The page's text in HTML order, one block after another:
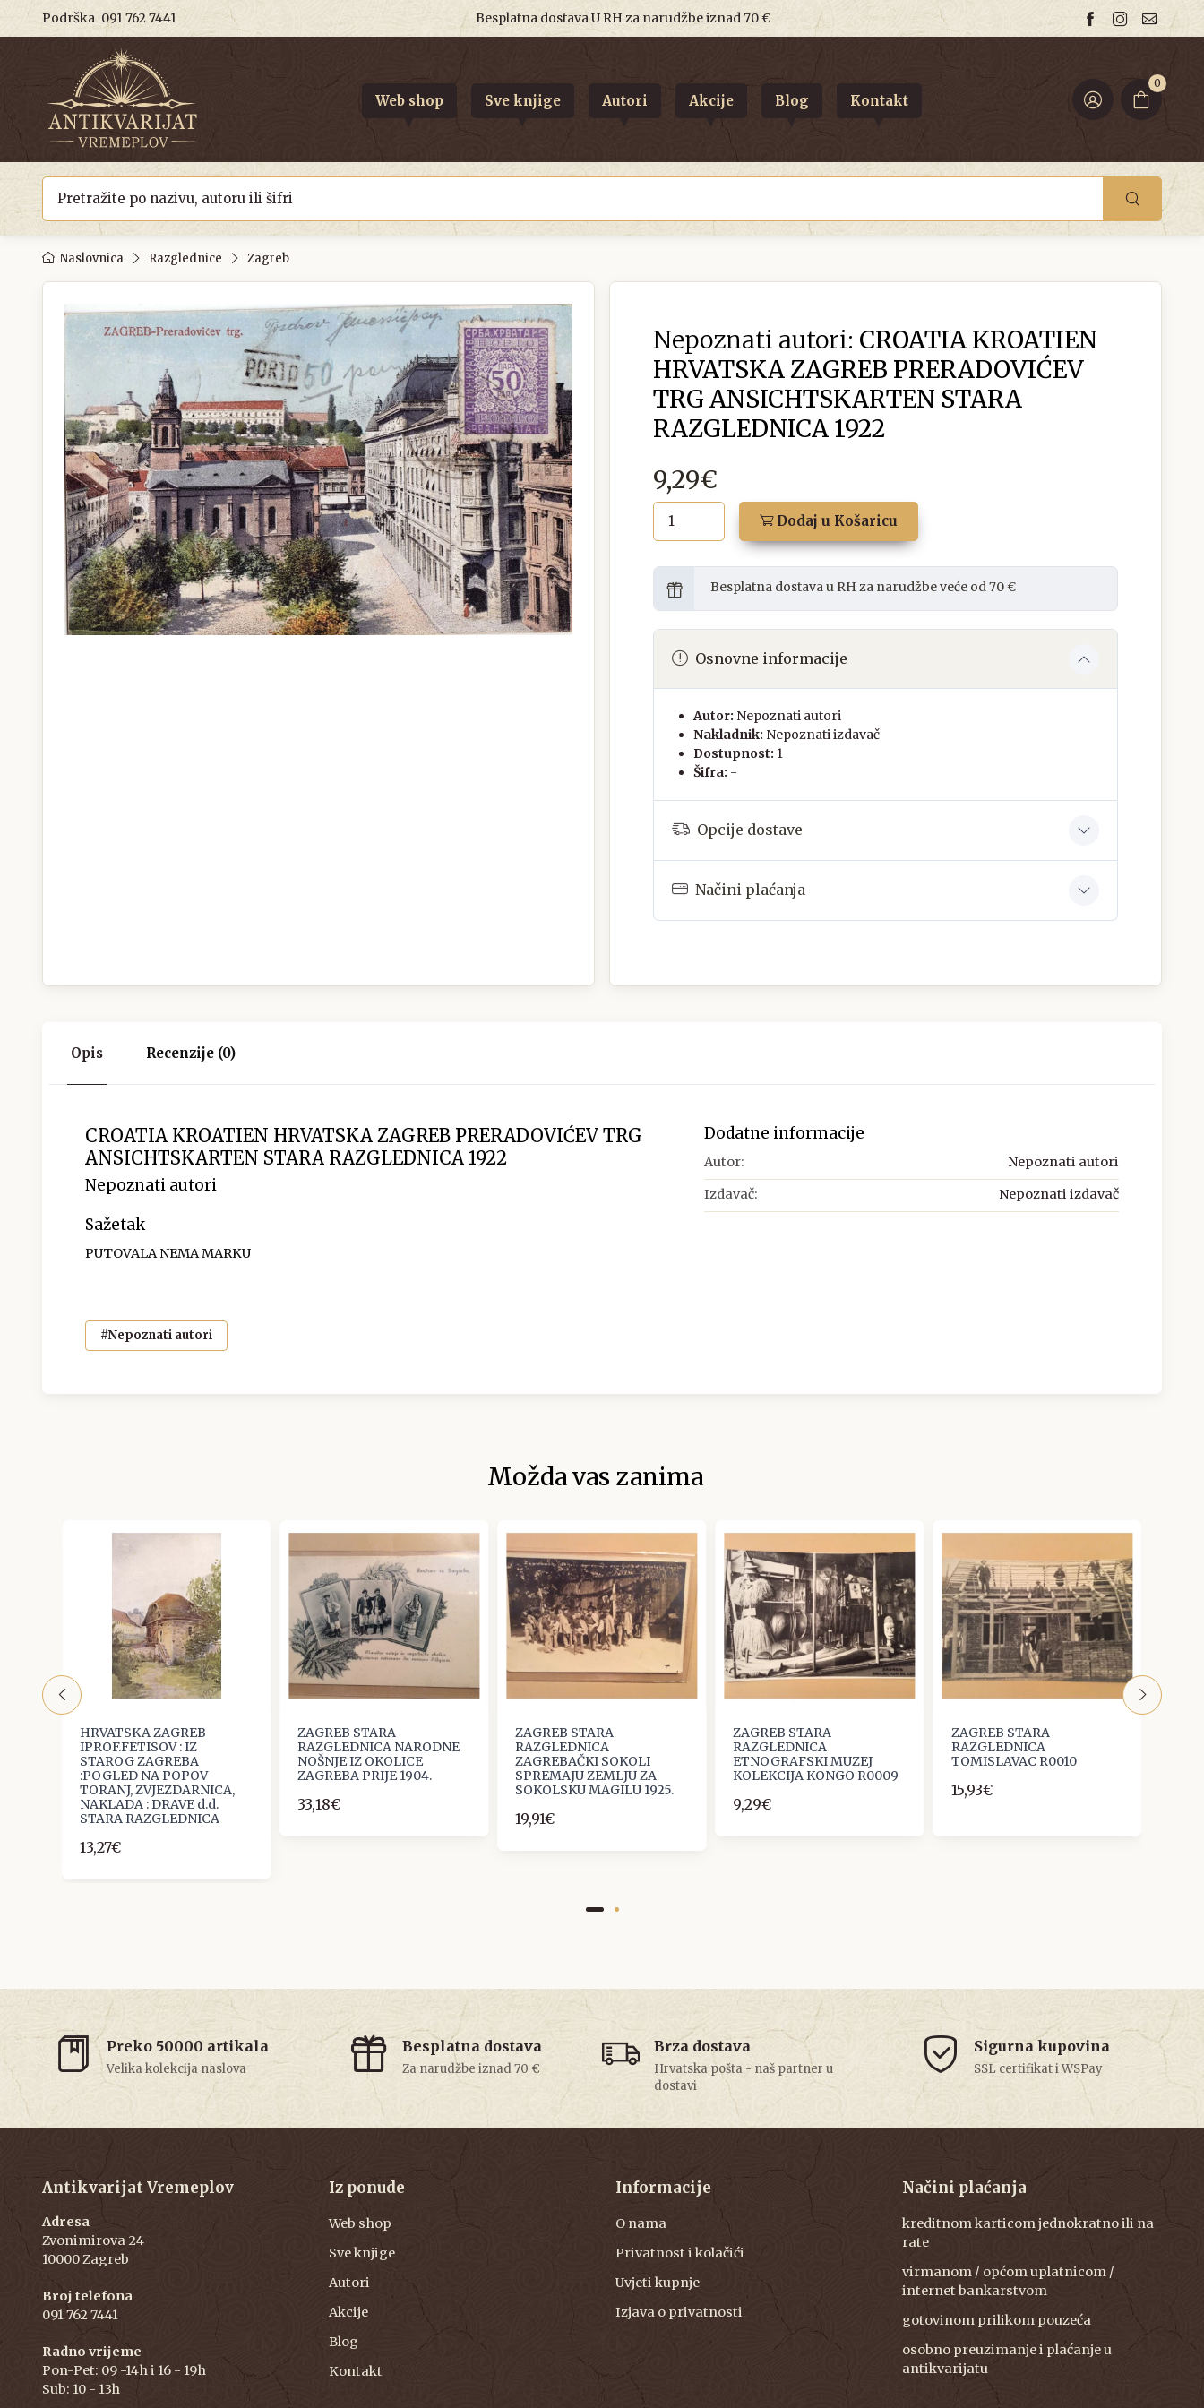
Podrška 091 762 7441 Besplatna dostava U RH za narudžbe iznad 70 €
0
Web shop Sve knjige Autori Akcije Blog Kontakt
Naslovnica Razglednice Zagreb
Nepoznati autori: CROATIA KROATIEN
HRVATSKA ZAGREB PRERADOVIĆEV
TRG ANSICHTSKARTEN STARA
RAZGLEDNICA 1922
9,29€
Dodaj u Košaricu
Besplatna dostava u RH za narudžbe veće od 70 €
Osnovne informacije
Autor: Nepoznati autori
Nakladnik: Nepoznati izdavač
Dostupnost: 1
Šifra: -
Opcije dostave
Načini plaćanja
Opis Recenzije (0)
CROATIA KROATIEN HRVATSKA ZAGREB PRERADOVIĆEV TRG
ANSICHTSKARTEN STARA RAZGLEDNICA 1922
Nepoznati autori
Sažetak
PUTOVALA NEMA MARKU
#Nepoznati autori
Dodatne informacije
Autor: Nepoznati autori
Izdavač: Nepoznati izdavač
Možda vas zanima
HRVATSKA ZAGREB
IPROF.FETISOV : IZ
STAROG ZAGREBA
:POGLED NA POPOV
TORANJ, ZVJEZDARNICA,
NAKLADA : DRAVE d.d.
STARA RAZGLEDNICA
13,27€
ZAGREB STARA
RAZGLEDNICA NARODNE
NOŠNJE IZ OKOLICE
ZAGREBA PRIJE 1904.
33,18€
ZAGREB STARA
RAZGLEDNICA
ZAGREBAČKI SOKOLI
SPREMAJU ZEMLJU ZA
SOKOLSKU MAGILU 1925.
19,91€
ZAGREB STARA
RAZGLEDNICA
ETNOGRAFSKI MUZEJ
KOLEKCIJA KONGO R0009
9,29€
ZAGREB STARA
RAZGLEDNICA
TOMISLAVAC R0010
15,93€
Preko 50000 artikala
Velika kolekcija naslova
Besplatna dostava
Za narudžbe iznad 70 €
Brza dostava
Hrvatska pošta - naš partner u
dostavi
Sigurna kupovina
SSL certifikat i WSPay
Antikvarijat Vremeplov
Adresa
Zvonimirova 24
10000 Zagreb
Broj telefona
091 762 7441
Radno vrijeme
Pon-Pet: 09 -14h i 16 - 19h
Sub: 10 - 13h
Iz ponude
Web shop
Sve knjige
Autori
Akcije
Blog
Kontakt
Informacije
O nama
Privatnost i kolačići
Uvjeti kupnje
Izjava o privatnosti
Načini plaćanja
kreditnom karticom jednokratno ili na
rate
virmanom / općom uplatnicom /
internet bankarstvom
gotovinom prilikom pouzeća
osobno preuzimanje i plaćanje u
antikvarijatu